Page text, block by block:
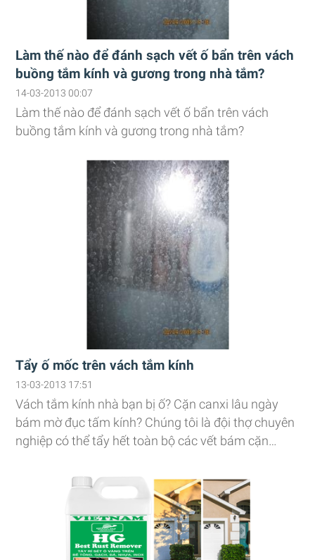
Làm thế nào để đánh sạch vết ố bẩn trên vách
buồng tắm kính và gương trong nhà tắm?
14-03-2013 00:07
Làm thế nào để đánh sạch vết ố bẩn trên vách
buồng tắm kính và gương trong nhà tắm?
Tẩy ố mốc trên vách tắm kính
13-03-2013 17:51
Vách tắm kính nhà bạn bị ố? Cặn canxi lâu ngày
bám mờ đục tấm kính? Chúng tôi là đội thợ chuyên
nghiệp có thể tẩy hết toàn bộ các vết bám cặn